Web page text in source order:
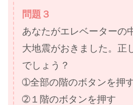
防災先生
問題３
あなたがエレベーターの
大地震がおきました。正
でしょう？
➀全部の階のボタンを押
➁１階のボタンを押す